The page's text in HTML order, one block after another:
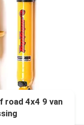
road 4x4 9 van